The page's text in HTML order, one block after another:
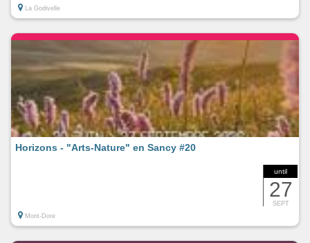
La Godivelle
until
27
SEPT
Horizons - "Arts-Nature" en Sancy #20
Mont-Dore